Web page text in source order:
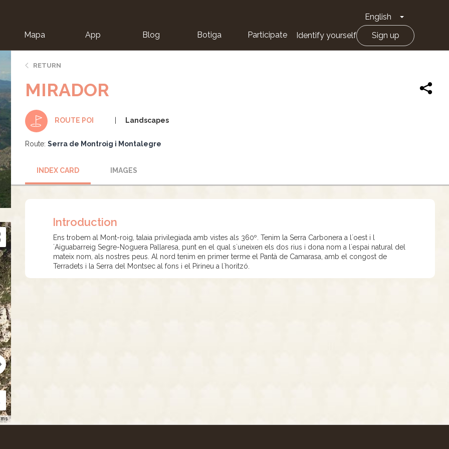
English Toggle
Mapa App Blog Botiga Participate Identify yourself Sign up
RETURN
MIRADOR
ROUTE POI Landscapes
Route: Serra de Montroig i Montalegre
INDEX CARD IMAGES
Introduction
Ens trobem al Mont-roig, talaia privilegiada amb vistes als 360º. Tenim la Serra Carbonera a l´oest i l
´Aiguabarreig Segre-Noguera Pallaresa, punt en el qual s´uneixen els dos rius i dona nom a l´espai natural del
mateix nom, als nostres peus. Al nord tenim en primer terme el Pantà de Camarasa, amb el congost de
Terradets i la Serra del Montsec al fons i el Pirineu a l´horitzó.